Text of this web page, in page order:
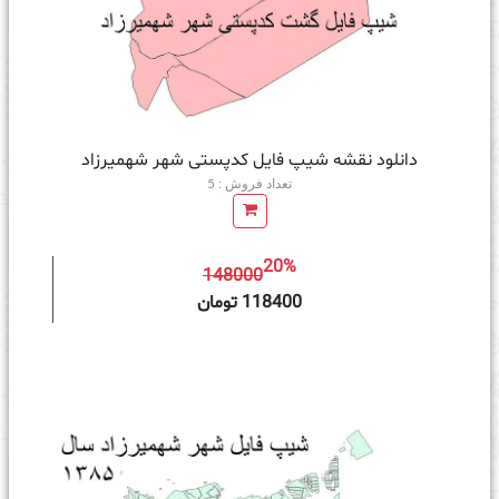
دانلود نقشه شیپ فایل کدپستی شهر شهمیرزاد
تعداد فروش : 5
14800020%
118400 تومان